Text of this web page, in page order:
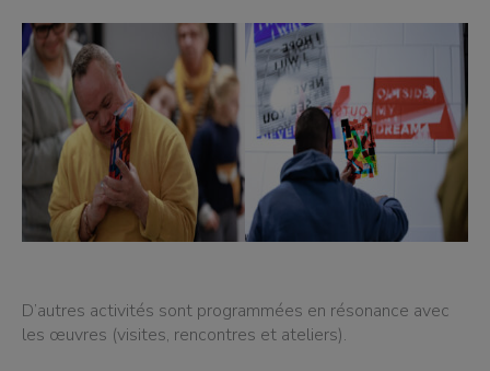
D’autres activités sont programmées en résonance avec
les œuvres (visites, rencontres et ateliers).